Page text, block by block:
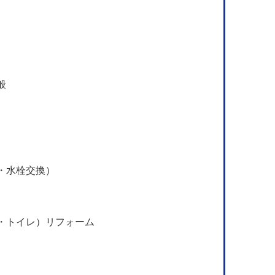
栓交換）
トイレ）リフォーム